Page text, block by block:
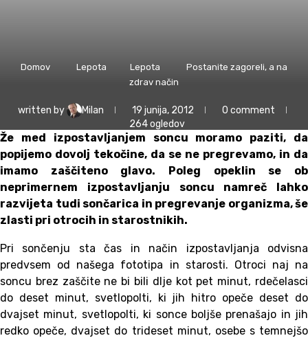
Domov Lepota Lepota
Postanite zagoreli, a na
zdrav način
written by Milan 19 junija, 2012
0 comment
264ogledov
Že med izpostavljanjem soncu moramo paziti, da
popijemo dovolj tekočine, da se ne pregrevamo, in da
imamo zaščiteno glavo. Poleg opeklin se ob
neprimernem izpostavljanju soncu namreč lahko
razvijeta tudi sončarica in pregrevanje organizma, še
zlasti pri otrocih in starostnikih.
Pri sončenju sta čas in način izpostavljanja odvisna
predvsem od našega fototipa in starosti. Otroci naj na
soncu brez zaščite ne bi bili dlje kot pet minut, rdečelasci
do deset minut, svetlopolti, ki jih hitro opeče deset do
dvajset minut, svetlopolti, ki sonce boljše prenašajo in jih
redko opeče, dvajset do trideset minut, osebe s temnejšo